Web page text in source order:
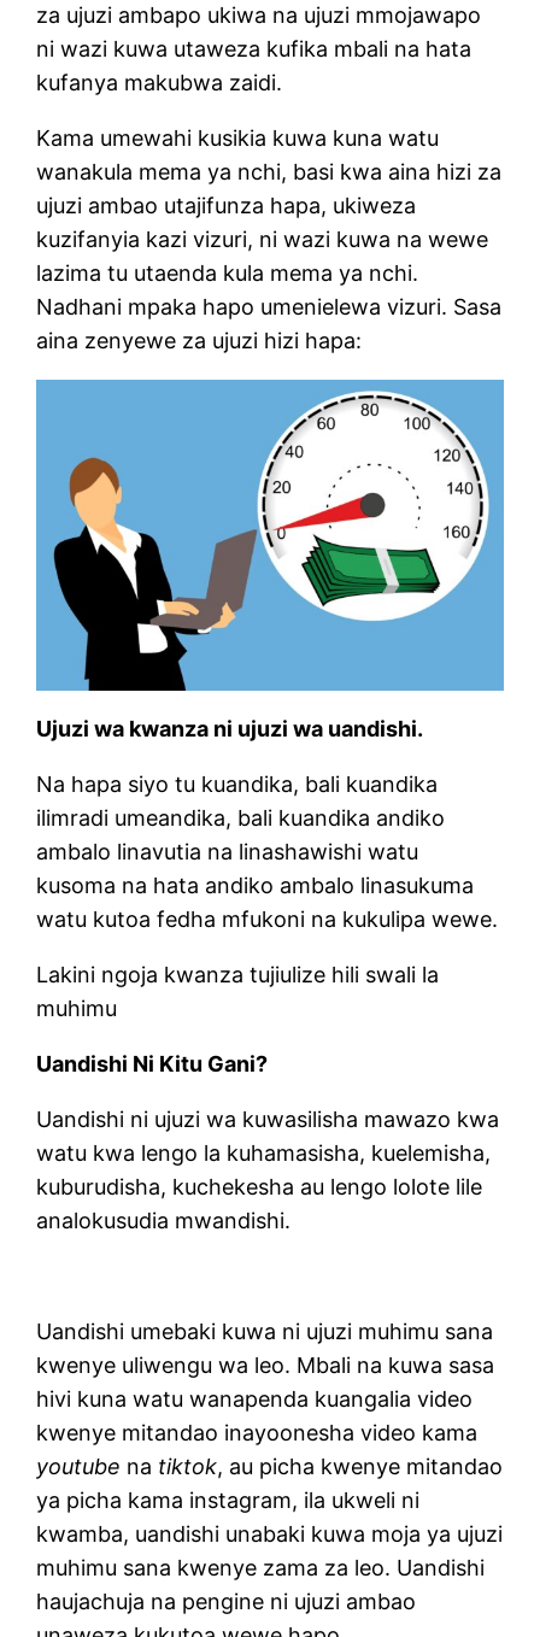
za ujuzi ambapo ukiwa na ujuzi mmojawapo
ni wazi kuwa utaweza kufika mbali na hata
kufanya makubwa zaidi.
Kama umewahi kusikia kuwa kuna watu
wanakula mema ya nchi, basi kwa aina hizi za
ujuzi ambao utajifunza hapa, ukiweza
kuzifanyia kazi vizuri, ni wazi kuwa na wewe
lazima tu utaenda kula mema ya nchi.
Nadhani mpaka hapo umenielewa vizuri. Sasa
aina zenyewe za ujuzi hizi hapa:
Ujuzi wa kwanza ni ujuzi wa uandishi.
Na hapa siyo tu kuandika, bali kuandika
ilimradi umeandika, bali kuandika andiko
ambalo linavutia na linashawishi watu
kusoma na hata andiko ambalo linasukuma
watu kutoa fedha mfukoni na kukulipa wewe.
Lakini ngoja kwanza tujiulize hili swali la
muhimu
Uandishi Ni Kitu Gani?
Uandishi ni ujuzi wa kuwasilisha mawazo kwa
watu kwa lengo la kuhamasisha, kuelemisha,
kuburudisha, kuchekesha au lengo lolote lile
analokusudia mwandishi.
Uandishi umebaki kuwa ni ujuzi muhimu sana
kwenye uliwengu wa leo. Mbali na kuwa sasa
hivi kuna watu wanapenda kuangalia video
kwenye mitandao inayoonesha video kama
youtube na tiktok, au picha kwenye mitandao
ya picha kama instagram, ila ukweli ni
kwamba, uandishi unabaki kuwa moja ya ujuzi
muhimu sana kwenye zama za leo. Uandishi
haujachuja na pengine ni ujuzi ambao